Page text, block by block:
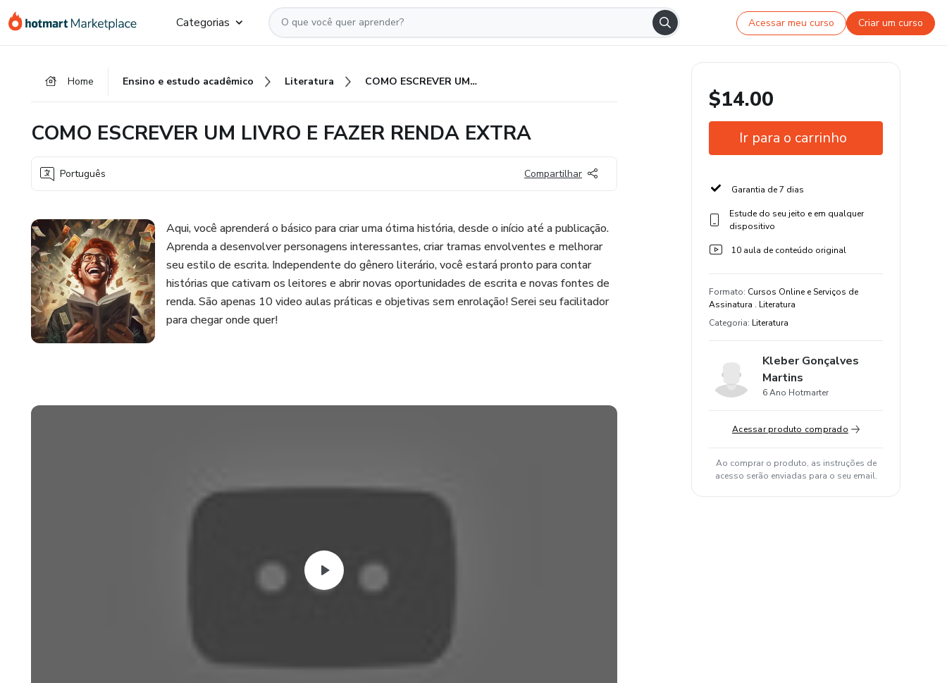
para
para
para
Categorias Acessar meu curso Criar um curso
Home Ensino e estudo acadêmico Literatura COMO ESCREVER UM LIVRO E FAZER RENDA EXTRA
COMO ESCREVER UM LIVRO E FAZER RENDA EXTRA
Português Compartilhar
Aqui, você aprenderá o básico para criar uma ótima história, desde o início até a publicação.
Aprenda a desenvolver personagens interessantes, criar tramas envolventes e melhorar
seu estilo de escrita. Independente do gênero literário, você estará pronto para contar
histórias que cativam os leitores e abrir novas oportunidades de escrita e novas fontes de
renda. São apenas 10 video aulas práticas e objetivas sem enrolação! Serei seu facilitador
para chegar onde quer!
$14.00
Ir para o carrinho
Garantia de 7 dias
Estude do seu jeito e em qualquer
dispositivo
10 aula de conteúdo original
Formato: Cursos Online e Serviços de
Assinatura . Literatura
Categoria: Literatura
Kleber Gonçalves
Martins
6 Ano Hotmarter
Acessar produto comprado
Ao comprar o produto, as instruções de
acesso serão enviadas para o seu email.